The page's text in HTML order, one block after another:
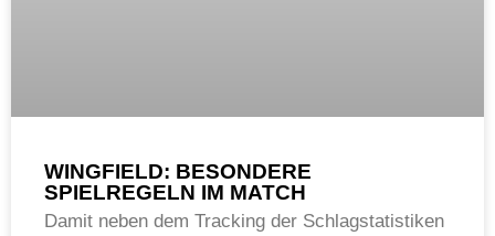
WINGFIELD: BESONDERE
SPIELREGELN IM MATCH
Damit neben dem Tracking der Schlagstatistiken